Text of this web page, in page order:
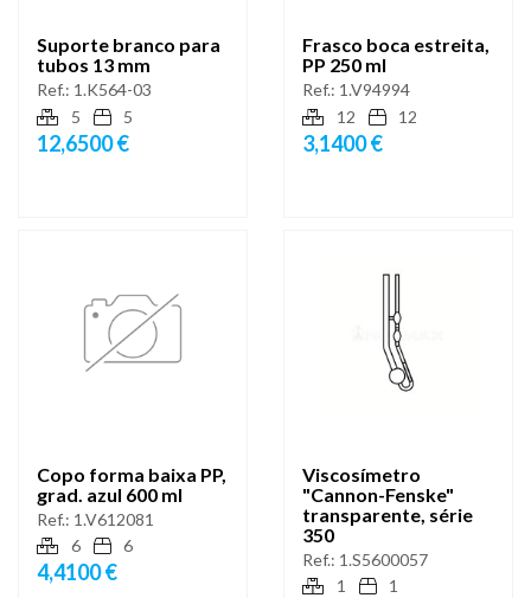
Suporte branco para
tubos 13 mm
Ref.: 1.K564-03
5
5
12,6500 €
Frasco boca estreita,
PP 250 ml
Ref.: 1.V94994
12
12
3,1400 €
Copo forma baixa PP,
grad. azul 600 ml
Ref.: 1.V612081
6
6
4,4100 €
Viscosímetro
"Cannon-Fenske"
transparente, série
350
Ref.: 1.S5600057
1
1